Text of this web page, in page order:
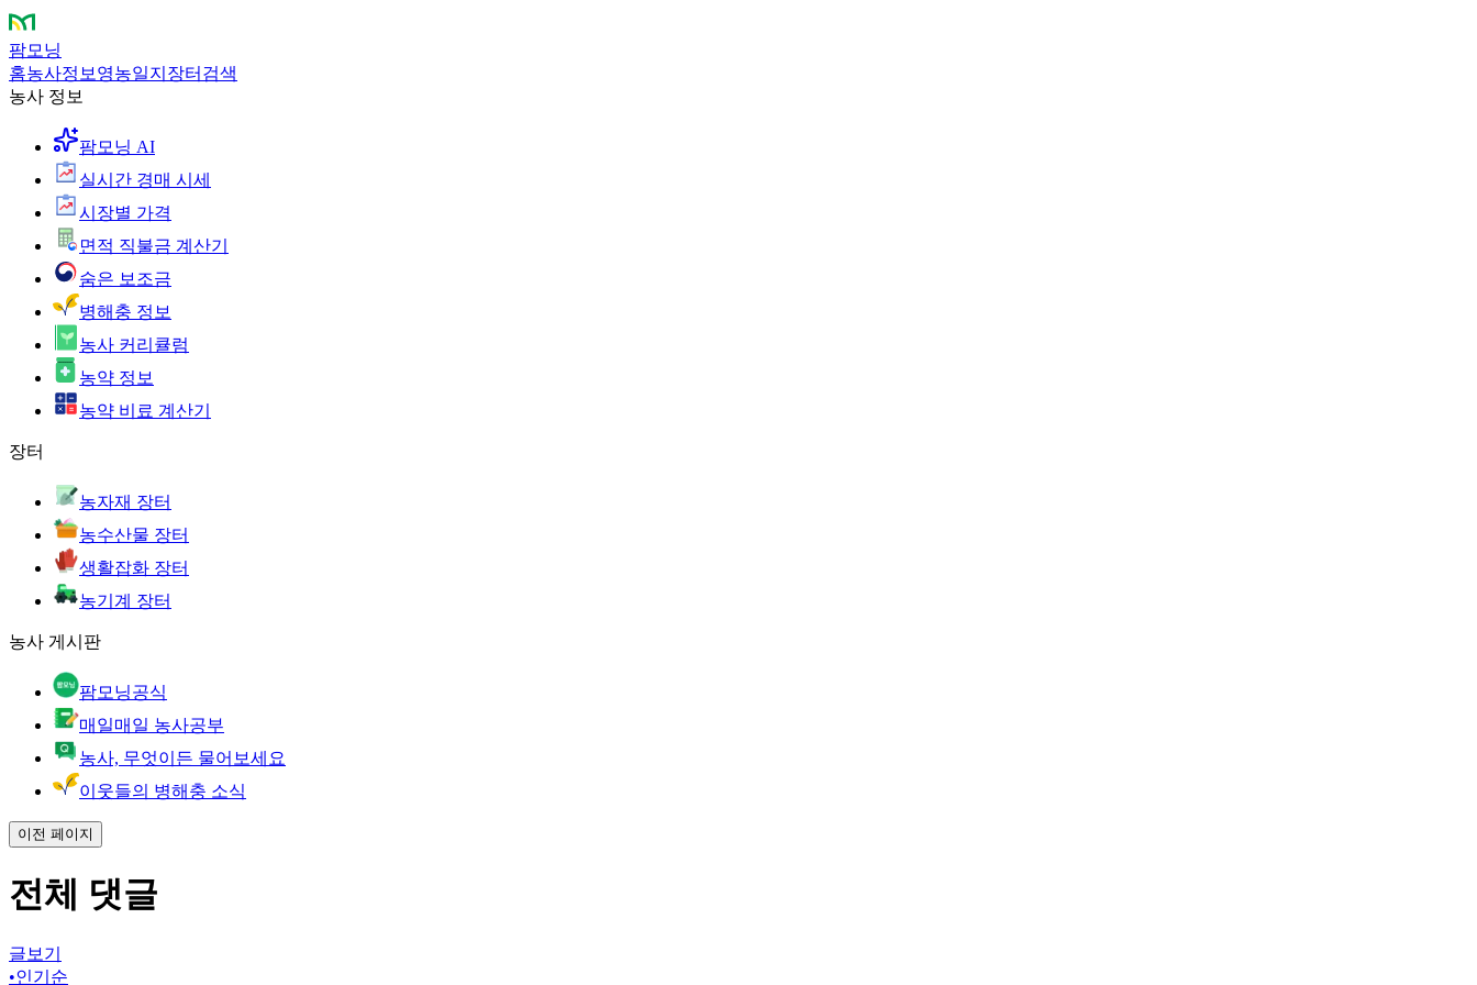
팜모닝
홈농사정보 영농일지 장터 검색
농사 정보
팜모닝 AI
실시간 경매 시세
시장별 가격
면적 직불금 계산기
숨은 보조금
병해충 정보
농사 커리큘럼
농약 정보
농약 비료 계산기
장터
농자재 장터
농수산물 장터
생활잡화 장터
농기계 장터
농사 게시판
팜모닝공식
매일매일 농사공부
농사, 무엇이든 물어보세요
이웃들의 병해충 소식
이전 페이지
전체 댓글
글보기
•인기순